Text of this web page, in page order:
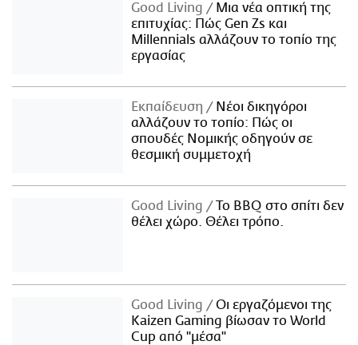
Good Living
Μια νέα οπτική της
επιτυχίας: Πώς Gen Zs και
Millennials αλλάζουν το τοπίο της
εργασίας
Εκπαίδευση
Νέοι δικηγόροι
αλλάζουν το τοπίο: Πώς οι
σπουδές Νομικής οδηγούν σε
θεσμική συμμετοχή
Good Living
Το BBQ στο σπίτι δεν
θέλει χώρο. Θέλει τρόπο.
Good Living
Οι εργαζόμενοι της
Kaizen Gaming βίωσαν το World
Cup από "μέσα"